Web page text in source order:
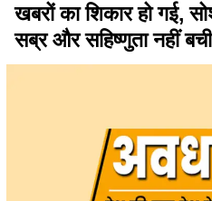
खबरों का शिकार हो गई,
सब्र और सहिष्णुता नहीं बची